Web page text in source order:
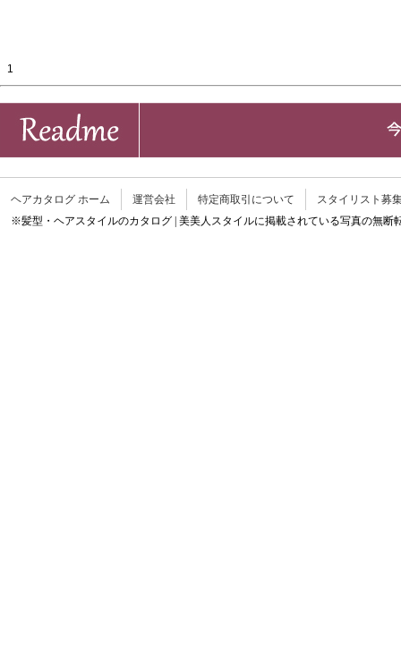
1
ヘアカタログ ホーム 運営会社 特定商取引について
スタイリスト募
※髪型・ヘアスタイルのカタログ | 美美人スタイルに掲載されている写真の無断